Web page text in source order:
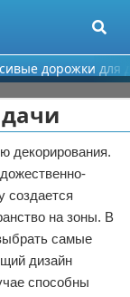
дорожки для
декорирования.
создается
на зоны. В
самые
дизайн
способны